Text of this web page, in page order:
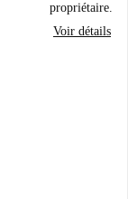
propriétaire.
Voir détails